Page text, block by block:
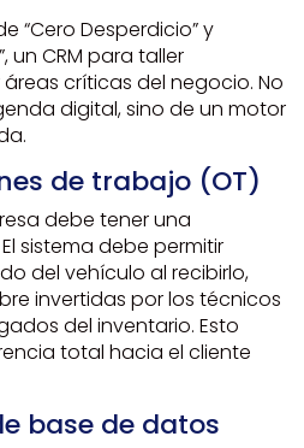
“Cero Desperdicio” y
un CRM para taller
críticas del negocio. No
digital, sino de un motor
de trabajo (OT)
debe tener una
sistema debe permitir
del vehículo al recibirlo,
invertidas por los técnicos
del inventario. Esto
total hacia el cliente
base de datos